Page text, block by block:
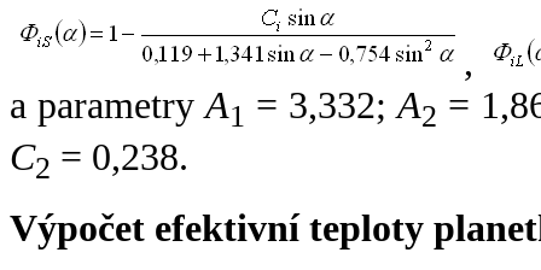
,
a parametryA1 = 3,332;A2 =
C2 = 0,238.
Výpočet efektivní teploty